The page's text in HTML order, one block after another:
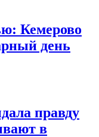
Кемерово
день
правду
в